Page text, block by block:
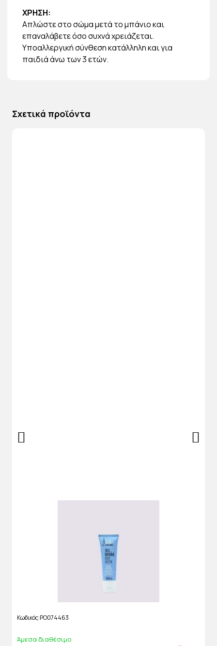
ΧΡΗΣΗ:
Απλώστε στο σώμα μετά το μπάνιο και
επαναλάβετε όσο συχνά χρειάζεται.
Υποαλλεργική σύνθεση κατάλληλη και για
παιδιά άνω των 3 ετών.
Σχετικά προϊόντα
Κωδικός PO074463
Άμεσα διαθέσιμο